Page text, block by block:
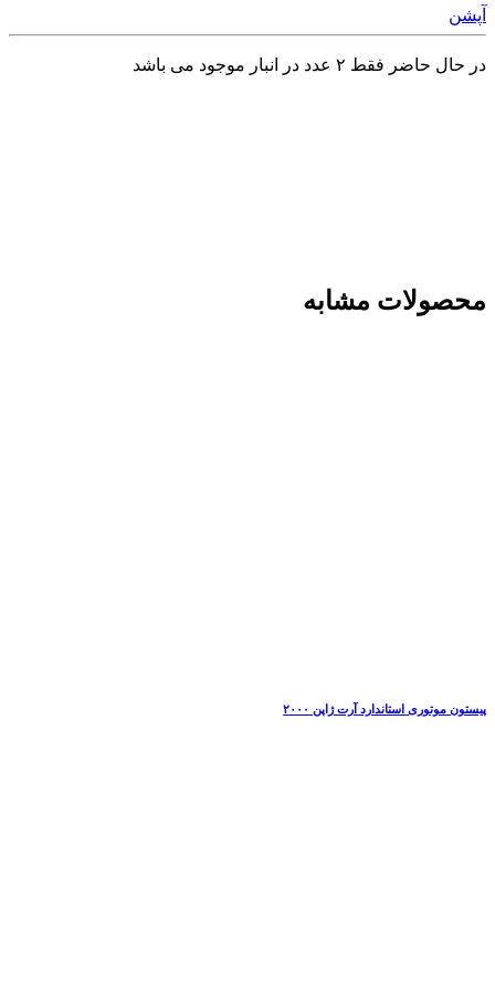
آپشن
در حال حاضر فقط ۲ عدد در انبار موجود می باشد
محصولات مشابه
پیستون موتوری استاندارد آرت ژاپن ۲۰۰۰